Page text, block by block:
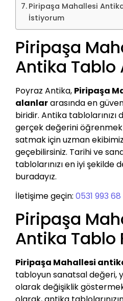
Piripaşa Mahallesi
İstiyorum
Piripaşa
Antika Tablo
Poyraz Antika, Piripaşa
alanlararasında en
biridir. Antika
gerçek değerini
satmak için uzman
geçebilirsiniz. Tarihi ve
tablolarınızı en iyi şekilde
buradayız.
İletişime geçin: 0531 993
Piripaşa
Antika Tablo
Piripaşa Mahallesi
tabloyun sanatsal değeri,
olarak değişiklik